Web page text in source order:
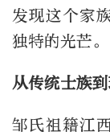
发现这个家
独特的光芒。
从传统士族
邹氏祖籍江